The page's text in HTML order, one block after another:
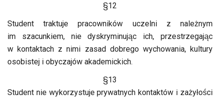
§12
Student traktuje pracowników uczelni z należnym
im szacunkiem, nie dyskryminując ich, przestrzegając
w kontaktach z nimi zasad dobrego wychowania, kultury
osobistej i obyczajów akademickich.
§13
Student nie wykorzystuje prywatnych kontaktów i zażyłości